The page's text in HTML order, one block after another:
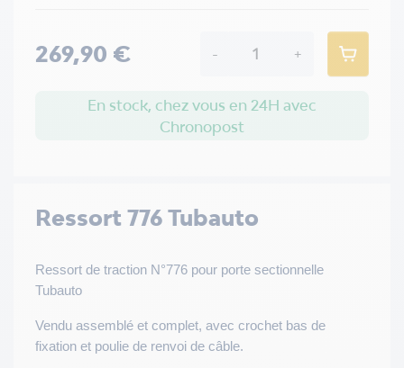
Ressort 776 Tubauto
Ressort de traction N°776 pour porte sectionnelle
Tubauto
Vendu assemblé et complet, avec crochet bas de
fixation et poulie de renvoi de câble.
269,90 € - +
En stock, chez vous en 24H avec
Chronopost